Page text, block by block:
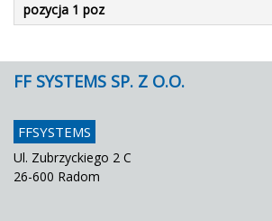
pozycja 1 poz
FF SYSTEMS SP. Z O.O.
FFSYSTEMS
Ul. Zubrzyckiego 2 C
26-600 Radom